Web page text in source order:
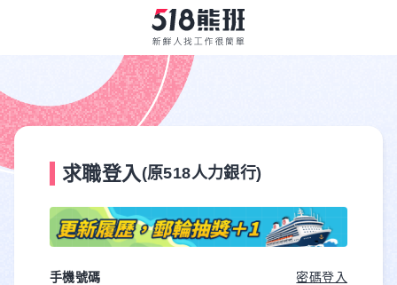
求職登入 (原518人力銀行)
手機號碼 密碼登入